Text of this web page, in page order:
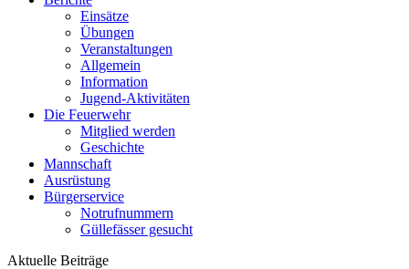
Einsätze
Übungen
Veranstaltungen
Allgemein
Information
Jugend-Aktivitäten
Die Feuerwehr
Mitglied werden
Geschichte
Mannschaft
Ausrüstung
Bürgerservice
Notrufnummern
Güllefässer gesucht
Aktuelle Beiträge